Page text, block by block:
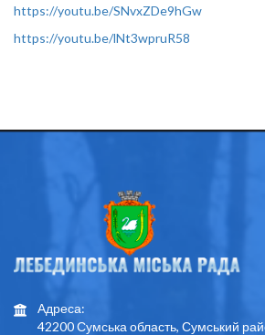
https://youtu.be/SNvxZDe9hGw
https://youtu.be/lNt3wpruR58
Адреса:
42200 Сумська область, Сумський